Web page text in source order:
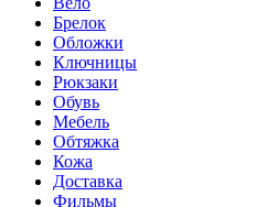
Брелок
Обложки
Ключницы
Рюкзаки
Обувь
Мебель
Обтяжка
Кожа
Доставка
Фильмы